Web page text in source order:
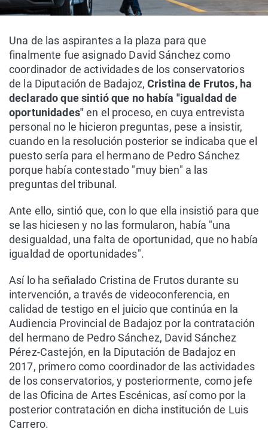
Una de las aspirantes a la plaza para que
finalmente fue asignado David Sánchez como
coordinador de actividades de los conservatorios
de la Diputación de Badajoz,Cristina de Frutos, ha
declarado que sintió que no había "igualdad de
oportunidades"en el proceso, en cuya entrevista
personal no le hicieron preguntas, pese a insistir,
cuando en la resolución posterior se indicaba que el
puesto sería para el hermano de Pedro Sánchez
porque había contestado "muy bien" a las
preguntas del tribunal.
Ante ello, sintió que, con lo que ella insistió para que
se las hiciesen y no las formularon, había "una
desigualdad, una falta de oportunidad, que no había
igualdad de oportunidades".
Así lo ha señalado Cristina de Frutos durante su
intervención, a través de videoconferencia, en
calidad de testigo en el juicio que continúa en la
Audiencia Provincial de Badajoz por la contratación
del hermano de Pedro Sánchez, David Sánchez
Pérez-Castejón, en la Diputación de Badajoz en
2017, primero como coordinador de las actividades
de los conservatorios, y posteriormente, como jefe
de las Oficina de Artes Escénicas, así como por la
posterior contratación en dicha institución de Luis
Carrero.